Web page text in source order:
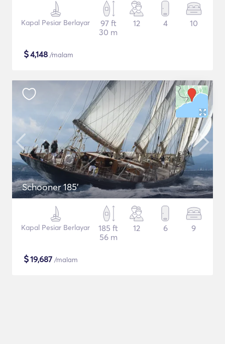
Kapal Pesiar Berlayar
97 ft
30 m
12 4 10
$4,148 /malam
Schooner 185'
Kapal Pesiar Berlayar
185 ft
56 m
12 6 9
$19,687 /malam